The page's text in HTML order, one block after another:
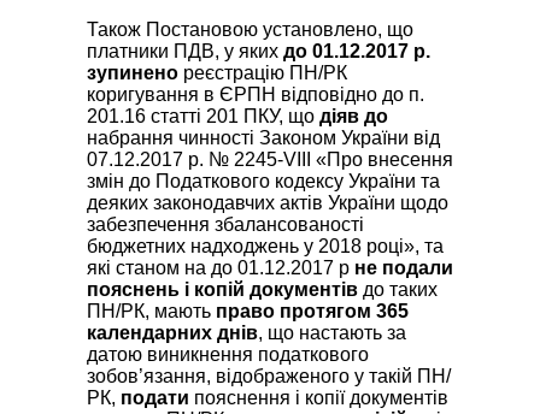
Також Постановою установлено, що
платники ПДВ, у яких до 01.12.2017 р.
зупинено реєстрацію ПН/РК
коригування в ЄРПН відповідно до п.
201.16 статті 201 ПКУ, що діяв до
набрання чинності Законом України від
07.12.2017 р. № 2245-VIII «Про внесення
змін до Податкового кодексу України та
деяких законодавчих актів України щодо
забезпечення збалансованості
бюджетних надходжень у 2018 році», та
які станом на до 01.12.2017 р не подали
пояснень і копій документів до таких
ПН/РК, мають право протягом 365
календарних днів, що настають за
датою виникнення податкового
зобов’язання, відображеного у такій ПН/
РК, подати пояснення і копії документів